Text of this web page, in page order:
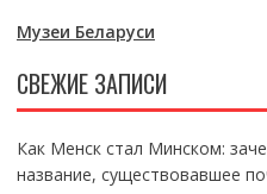
Музеи Беларуси
СВЕЖИЕ ЗАПИСИ
Как Менск стал Минском:
название, существовавшее